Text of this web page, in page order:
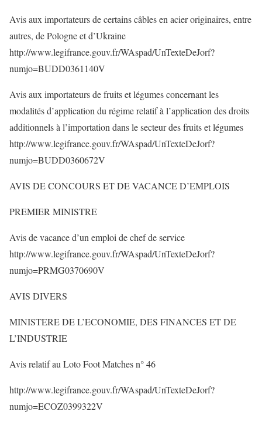
Avis aux importateurs de certains câbles en acier originaires, entre
autres, de Pologne et d’Ukraine
http://www.legifrance.gouv.fr/WAspad/UnTexteDeJorf?
numjo=BUDD0361140V
Avis aux importateurs de fruits et légumes concernant les
modalités d’application du régime relatif à l’application des droits
additionnels à l’importation dans le secteur des fruits et légumes
http://www.legifrance.gouv.fr/WAspad/UnTexteDeJorf?
numjo=BUDD0360672V
AVIS DE CONCOURS ET DE VACANCE D’EMPLOIS
PREMIER MINISTRE
Avis de vacance d’un emploi de chef de service
http://www.legifrance.gouv.fr/WAspad/UnTexteDeJorf?
numjo=PRMG0370690V
AVIS DIVERS
MINISTERE DE L’ECONOMIE, DES FINANCES ET DE
L’INDUSTRIE
Avis relatif au Loto Foot Matches n° 46
http://www.legifrance.gouv.fr/WAspad/UnTexteDeJorf?
numjo=ECOZ0399322V